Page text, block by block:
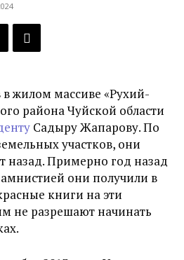
в жилом массиве «Рухий-
района Чуйской области
Садыру Жапарову. По
участков, они
назад. Примерно год назад
они получили в
книги на эти
не разрешают начинать